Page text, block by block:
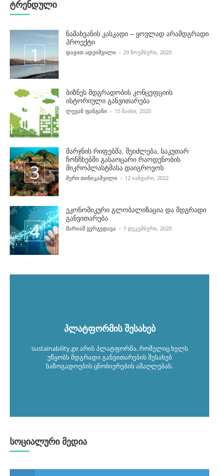
ტრენდული
ნამახვანის კასკადი – ყოვლად არამდგრადი
პროექტი
POSTED BY
ᲓᲐᲕᲘᲗ ᲐᲓᲔᲘᲨᲕᲘᲚᲘ 29 ᲜᲝᲔᲛᲑᲔᲠᲘ, 2020
ბიზნეს მდგრადობის კონცეფციის
ისტორიული განვითარება
POSTED BY
ᲚᲔᲕᲐᲜ ᲤᲐᲜᲒᲐᲜᲘ 15 ᲛᲐᲘᲡᲘ, 2020
მარჯნის რიფებმა, შეიძლება, საკუთარ
ჩონჩხებში გასაოცარი რაოდენობის
მიკროპლასტმასა დაიგროვოს
POSTED BY
ᲛᲔᲠᲘ ᲗᲘᲜᲘᲙᲐᲨᲕᲘᲚᲘ 12 ᲘᲐᲜᲕᲐᲠᲘ, 2022
ეკონომიკური გლობალიზაცია და მდგრადი
განვითარება
POSTED BY
ᲛᲐᲠᲘᲐᲛ ᲒᲔᲠᲒᲔᲓᲐᲕᲐ 7 ᲓᲔᲙᲔᲛᲑᲔᲠᲘ, 2020
პლატფორმის შესახებ
sustainability.ge არის პლატფორმა, რომელიც ხელს
უწყობს მდგრადი განვითარების შესახებ
საზოგადოების ცნობიერების ამაღლებას.
სოციალური მედია